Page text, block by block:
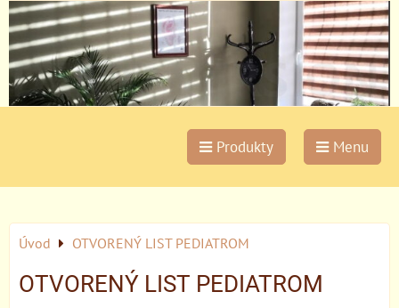
Produkty Menu
Úvod OTVORENÝ LIST PEDIATROM
OTVORENÝ LIST PEDIATROM